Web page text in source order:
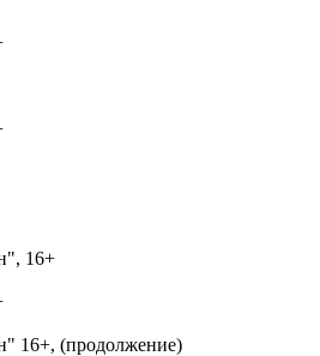
16+
16+, (продолжение)